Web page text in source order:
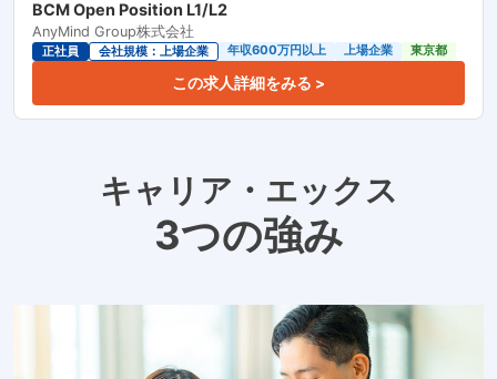
BCM Open Position L1/L2
AnyMind Group株式会社
正社員 会社規模：上場企業 年収600万円以上 上場企業 東京都
この求人詳細をみる >
キャリア・エックス
3つの強み